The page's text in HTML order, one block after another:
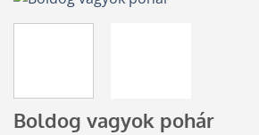
Boldog vagyok pohár